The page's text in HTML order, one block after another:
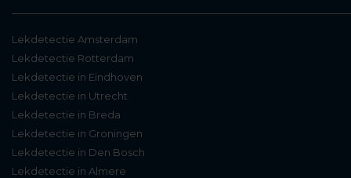
Lekdetectie Amsterdam
Lekdetectie Rotterdam
Lekdetectie in Eindhoven
Lekdetectie in Utrecht
Lekdetectie in Breda
Lekdetectie in Groningen
Lekdetectie in Den Bosch
Lekdetectie in Almere